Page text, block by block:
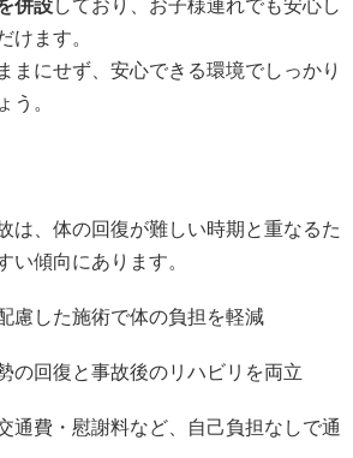
併設しており、お子様連れでも安心し
けます。
まにせず、安心できる環境でしっかり
う。
は、体の回復が難しい時期と重なるた
い傾向にあります。
慮した施術で体の負担を軽減
の回復と事故後のリハビリを両立
通費・慰謝料など、自己負担なしで通